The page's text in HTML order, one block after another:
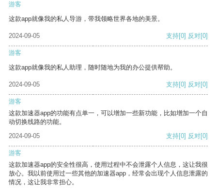
游客
这款app就像我的私人导游，带我领略世界各地的美景。
2024-09-05 支持[0] 反对[0]
游客
这款app就像我的私人助理，随时随地为我的办公提供帮助。
2024-09-05 支持[0] 反对[0]
游客
这款加速器app的功能有点单一，可以增加一些新功能，比如增加一个自
动切换线路的功能。
2024-09-05
支持[0] 反对[0]
游客
这款加速器app的安全性很高，使用过程中不会泄露个人信息，这让我很
放心。我以前使用过一些其他的加速器app，经常会出现个人信息泄露的
情况，这让我非常担心。